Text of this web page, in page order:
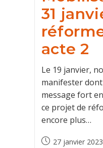
31
acte 2
Le 19 janvier,
manifester
message fort
ce projet de
encore plus…
Post27 janvier 2023